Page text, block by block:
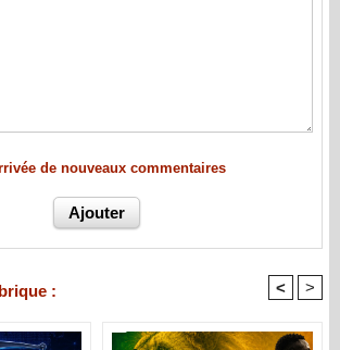
de nouveaux commentaires
: < >